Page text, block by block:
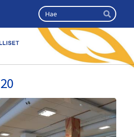
Haku
Hae
kansalliset seniorit ry